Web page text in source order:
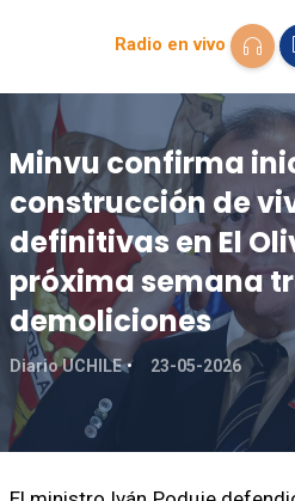
Radio en vivo
Minvu confirma
construcción de
definitivas en El
próxima semana
demoliciones
Diario UCHILE 23-05-2026